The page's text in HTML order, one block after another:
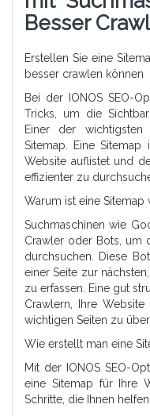
Besser
Erstellen Sie eine
besser crawlen können
Bei der IONOS SEO-
Tricks, um die
Einer der
Sitemap. Eine
Website auflistet und
effizienter zu
Warum ist eine Sitemap
Suchmaschinen wie
Crawler oder Bots, um
durchsuchen. Diese
einer Seite zur
zu erfassen. Eine gut
Crawlern, Ihre
wichtigen Seiten zu
Wie erstellt man eine
Mit der IONOS SEO-
eine Sitemap für Ihre
Schritte, die Ihnen helfen: